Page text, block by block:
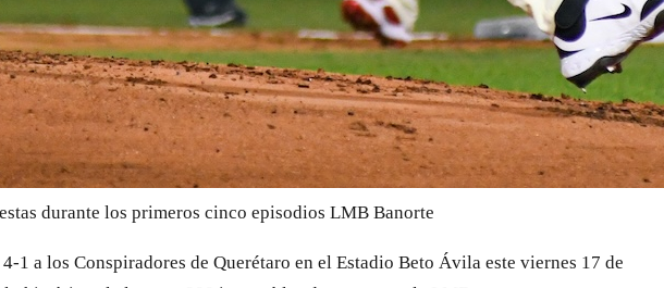
durante los primeros cinco episodios LMB Banorte
a los Conspiradores de Querétaro en el Estadio Beto Ávila este viernes 17 de